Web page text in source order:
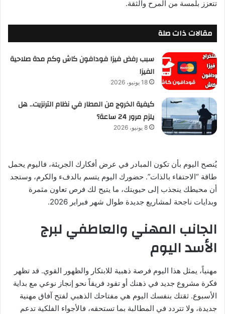
تتعزز بلمسة من المرح والثقة.
مقالات ذات صلة
سبب رفض فيزا فودافون كاش وكم مدة صلاحية
الفيزا
18 يونيو، 2026
كيفية الخروج من المطار في نظام الترنزيت.. هل
يلزم مرور 24 ساعة؟
8 يونيو، 2026
يُنصح اليوم بأن تكون المبادر في عرض أفكارك الجريئة، فاليوم يحمل
طاقة “الاحتفاء بالذات”. حضورك اليوم يتسم بالدفء والكرم، وستجد
أن محيطك ينجذب إلى حيويتك، ما يتيح لك فرص تعاون مثمرة
وبدايات ناجحة لمشاريع جديدة طوال شهر فبراير 2026.
الجانب المهني والعاطفي لبرج
الأسد اليوم
مهنياً، يمثل هذا اليوم فرصة ذهبية للابتكار والظهور القوي. قد تظهر
فكرة مشروع جديد في ذهنك أو تقود فريقاً نحو إنجاز نوعي مع بداية
الأسبوع. ثقتك بنفسك اليوم هي مفتاحك الذهبي لفتح آفاق مهنية
جديدة، ولا تتردد في المطالبة بما تستحقه، فالأجواء الفلكية تدعم